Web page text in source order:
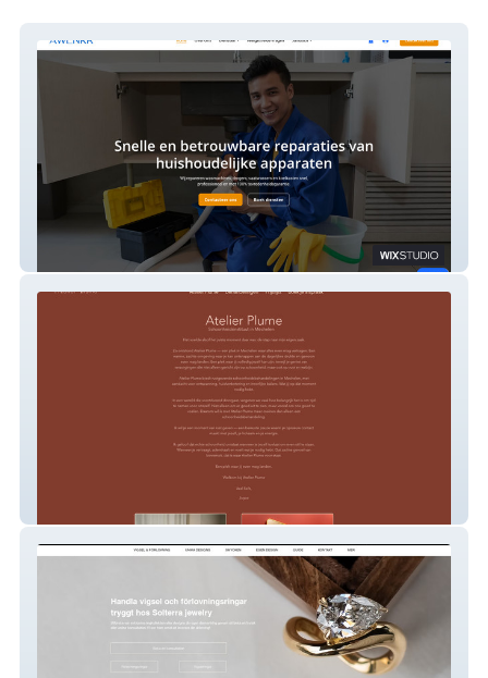
Atelier Plume